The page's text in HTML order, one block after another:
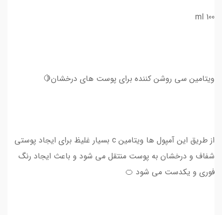
100 ml
ویتامین سی روشن کننده برای پوست های درخشان🍋
از طریق این آمپول ها ویتامین c بسیار غلیظ برای ایجاد پوستی
شفاف و درخشان به پوست منتقل می شود و باعث ایجاد رنگ
فوری و یکدست می شود 🍊